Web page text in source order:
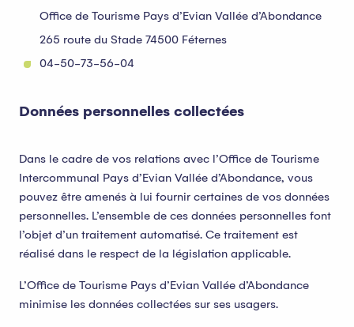
Office de Tourisme Pays d’Evian Vallée d’Abondance
265 route du Stade 74500 Féternes
04-50-73-56-04
Données personnelles collectées
Dans le cadre de vos relations avec l’Office de Tourisme
Intercommunal Pays d’Evian Vallée d’Abondance, vous
pouvez être amenés à lui fournir certaines de vos données
personnelles. L’ensemble de ces données personnelles font
l’objet d’un traitement automatisé. Ce traitement est
réalisé dans le respect de la législation applicable.
L’Office de Tourisme Pays d’Evian Vallée d’Abondance
minimise les données collectées sur ses usagers.